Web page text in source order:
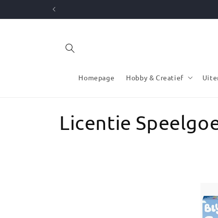
content
Homepage Hobby & Creatief
C
Licentie